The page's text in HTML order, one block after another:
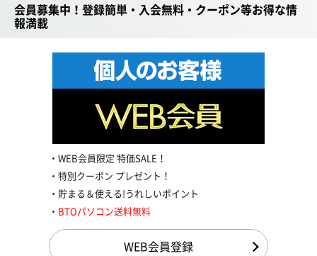
会員募集中！登録簡単・入会無料・クーポン等お得な情
報満載
WEB会員限定 特価SALE！
特別クーポン プレゼント！
貯まる＆使える!うれしいポイント
BTOパソコン送料無料
WEB会員登録